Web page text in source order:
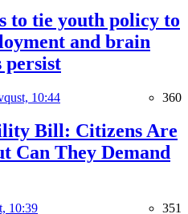
to tie youth policy to
and brain
persist
10:44 360
Bill: Citizens Are
Can They Demand
10:39 351